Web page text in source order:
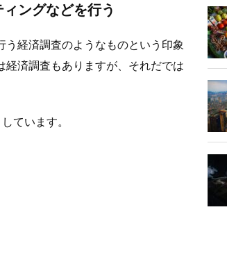
ングなどを行う
経済調査のようなものという印象
済調査もありますが、それだでは
ています。